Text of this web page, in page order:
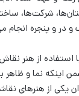
شرکت‌‌ها،
و در و پنجره انجام
از هنر
نما و ظاهر
از هنرهای